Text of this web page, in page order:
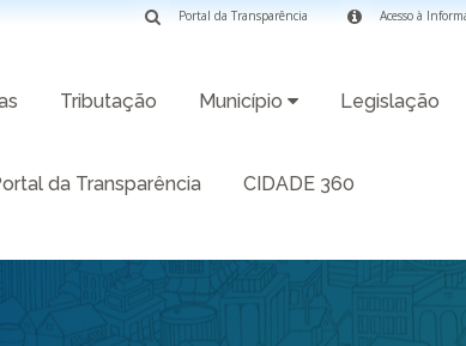
Acesso à
Portal da Transparência
Tributação Município Legislação
da Transparência CIDADE 360